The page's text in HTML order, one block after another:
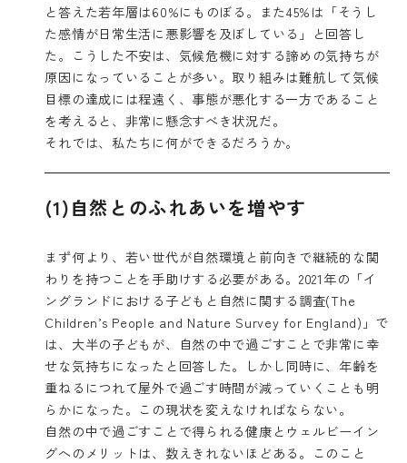
と答えた若年層は60%にものぼる。また45%は「そうし
た感情が日常生活に悪影響を及ぼしている」と回答し
た。こうした不安は、気候危機に対する諦めの気持ちが
原因になっていることが多い。取り組みは難航して気候
目標の達成には程遠く、事態が悪化する一方であること
を考えると、非常に懸念すべき状況だ。
それでは、私たちに何ができるだろうか。
(1)自然とのふれあいを増やす
まず何より、若い世代が自然環境と前向きで継続的な関
わりを持つことを手助けする必要がある。2021年の 「イ
ングランドにおける子どもと自然に関する調査(The
Children’s People and Nature Survey for England)」 で
は、大半の子どもが、自然の中で過ごすことで非常に幸
せな気持ちになったと回答した。しかし同時に、年齢を
重ねるにつれて屋外で過ごす時間が減っていくことも明
らかになった。この現状を変えなければならない。
自然の中で過ごすことで得られる健康とウェルビーイン
グへのメリットは、数えきれないほどある。このこと